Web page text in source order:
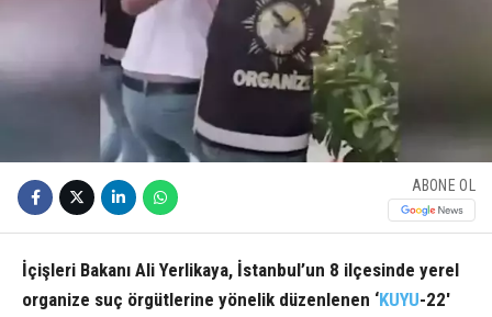
ABONE OL
İçişleri Bakanı Ali Yerlikaya, İstanbul’un 8 ilçesinde yerel
organize suç örgütlerine yönelik düzenlenen ‘KUYU-22′